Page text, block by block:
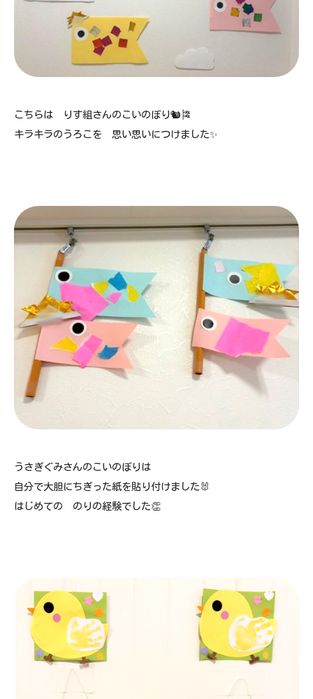
こちらは りす組さんのこいのぼり🐿🎏
キラキラのうろこを 思い思いにつけました✨
うさぎぐみさんのこいのぼりは
自分で大胆にちぎった紙を貼り付けました🐰
はじめての のりの経験でした👏